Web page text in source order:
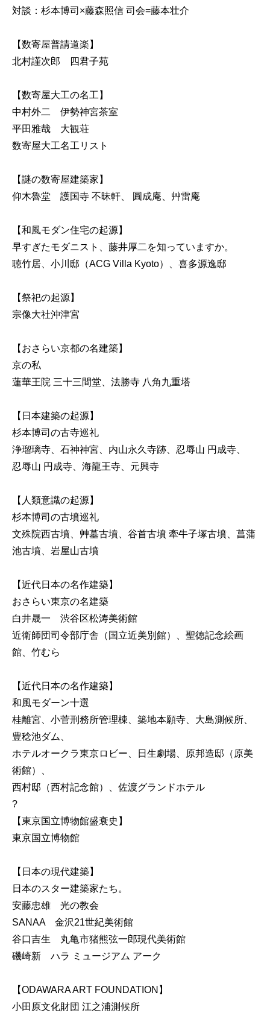
対談：杉本博司×藤森照信 司会=藤本壮介
【数寄屋普請道楽】
北村謹次郎 四君子苑
【数寄屋大工の名工】
中村外二 伊勢神宮茶室
平田雅哉 大観荘
数寄屋大工名工リスト
【謎の数寄屋建築家】
仰木魯堂 護国寺 不昧軒、 圓成庵、艸雷庵
【和風モダン住宅の起源】
早すぎたモダニスト、藤井厚二を知っていますか。
聴竹居、小川邸（ACG Villa Kyoto）、喜多源逸邸
【祭祀の起源】
宗像大社沖津宮
【おさらい京都の名建築】
京の私
蓮華王院 三十三間堂、法勝寺 八角九重塔
【日本建築の起源】
杉本博司の古寺巡礼
浄瑠璃寺、石神神宮、内山永久寺跡、忍辱山 円成寺、
忍辱山 円成寺、海龍王寺、元興寺
【人類意識の起源】
杉本博司の古墳巡礼
文殊院西古墳、艸墓古墳、谷首古墳 牽牛子塚古墳、菖蒲
池古墳、岩屋山古墳
【近代日本の名作建築】
おさらい東京の名建築
白井晟一 渋谷区松涛美術館
近衛師団司令部庁舎（国立近美別館）、聖徳記念絵画
館、竹むら
【近代日本の名作建築】
和風モダーン十選
桂離宮、小菅刑務所管理棟、築地本願寺、大島測候所、
豊稔池ダム、
ホテルオークラ東京ロビー、日生劇場、原邦造邸（原美
術館）、
西村邸（西村記念館）、佐渡グランドホテル
?
【東京国立博物館盛衰史】
東京国立博物館
【日本の現代建築】
日本のスター建築家たち。
安藤忠雄 光の教会
SANAA 金沢21世紀美術館
谷口吉生 丸亀市猪熊弦一郎現代美術館
磯崎新 ハラ ミュージアム アーク
【ODAWARA ART FOUNDATION】
小田原文化財団 江之浦測候所